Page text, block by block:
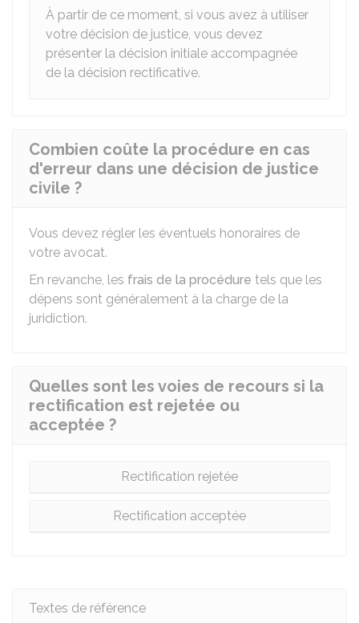
À partir de ce moment, si vous avez à utiliser
votre décision de justice, vous devez
présenter la décision initiale accompagnée
de la décision rectificative.
Combien coûte la procédure en cas
d'erreur dans une décision de justice
civile ?
Vous devez régler les éventuels honoraires de
votre avocat.
En revanche, les frais de la procédure tels que les
dépens sont généralement à la charge de la
juridiction.
Quelles sont les voies de recours si la
rectification est rejetée ou
acceptée ?
Rectification rejetée
Rectification acceptée
Textes de référence